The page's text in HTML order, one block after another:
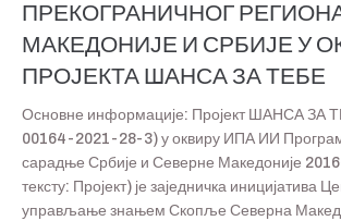
ПРЕКОГРАНИЧНОГ
МАКЕДОНИЈЕ И СРБИЈЕ У
ПРОЈЕКТА ШАНСА ЗА ТЕБЕ
Основне информације: Пројект ШАНСА ЗА
00164-2021-28-3) у оквиру ИПА ИИ
сарадње Србије и Северне Македоније
тексту: Пројект) је заједничка иницијатива
управљање знањем Скопље Северна